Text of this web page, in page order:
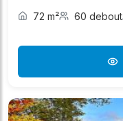
72 m² 60 debout